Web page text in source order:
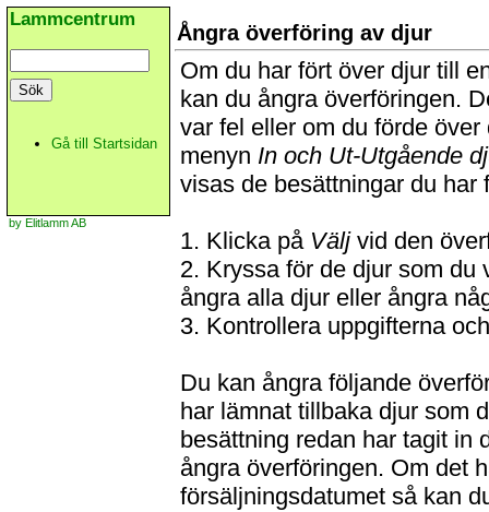
Lammcentrum
Gå till Startsidan
by Elitlamm AB
Ångra överföring av djur
Om du har fört över djur till
kan du ångra överföringen.
var fel eller om du förde
menyn In och Ut-Utgående
visas de besättningar du har
1. Klicka på Väljvid den
2. Kryssa för de djur som du
ångra alla djur eller ångra
3. Kontrollera uppgifterna
Du kan ångra följande
har lämnat tillbaka djur som
besättning redan har tagit in
ångra överföringen. Om det
försäljningsdatumet så kan